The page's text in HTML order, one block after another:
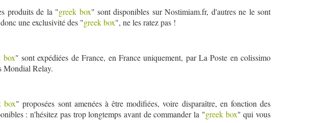
produits de la "greek box" sont disponibles sur Nostimiam.fr, d'autres ne le sont
une exclusivité des "greek box", ne les ratez pas !
box" sont expédiées de France, en France uniquement, par La Poste en colissimo
Mondial Relay.
box" proposées sont amenées à être modifiées, voire disparaître, en fonction des
: n'hésitez pas trop longtemps avant de commander la "greek box" qui vous